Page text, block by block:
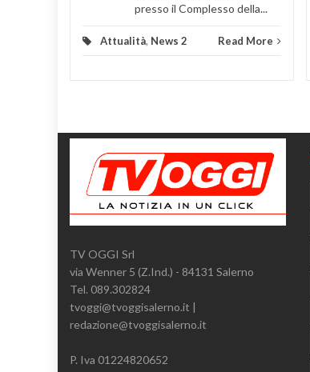
presso il Complesso della...
Attualità, News 2 Read More
TV OGGI Srl
via Wenner 5 (Z.Ind.) - 84131 Salerno
Tel. 089.302824
tvoggi@tvoggisalerno.it |
redazione@tvoggisalerno.it
P. Iva 01224820652